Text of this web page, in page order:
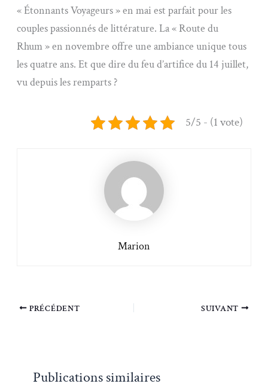
« Étonnants Voyageurs » en mai est parfait pour les
couples passionnés de littérature. La « Route du
Rhum » en novembre offre une ambiance unique tous
les quatre ans. Et que dire du feu d’artifice du 14 juillet,
vu depuis les remparts ?
5/5 - (1 vote)
Marion
PRÉCÉDENT SUIVANT
Publications similaires